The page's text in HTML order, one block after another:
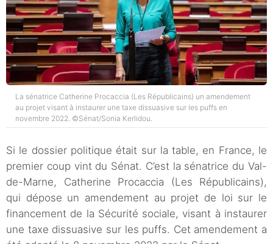
La sénatrice Catherine Procaccia (Les Républicains) un amendement
au projet visant à instaurer une taxe dissuasive sur les puffs en
novembre 2022. ©Sénat/Sonia Kerlidou.
Si le dossier politique était sur la table, en France, le
premier coup vint du Sénat. C’est la sénatrice du Val-
de-Marne, Catherine Procaccia (Les Républicains),
qui dépose un amendement au projet de loi sur le
financement de la Sécurité sociale, visant à instaurer
une taxe dissuasive sur les puffs. Cet amendement a